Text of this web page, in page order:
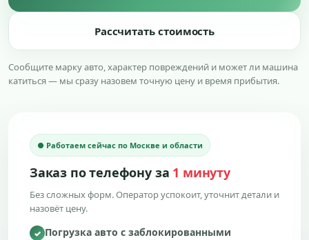
Рассчитать стоимость
Сообщите марку авто, характер повреждений и может ли машина
катиться — мы сразу назовем точную цену и время прибытия.
● Работаем сейчас по Москве и области
Заказ по телефону за 1 минуту
Без сложных форм. Оператор успокоит, уточнит детали и
назовёт цену.
✓ Погрузка авто с заблокированными